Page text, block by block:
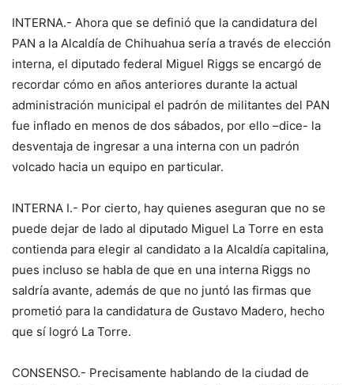
INTERNA.- Ahora que se definió que la candidatura del
PAN a la Alcaldía de Chihuahua sería a través de elección
interna, el diputado federal Miguel Riggs se encargó de
recordar cómo en años anteriores durante la actual
administración municipal el padrón de militantes del PAN
fue inflado en menos de dos sábados, por ello –dice- la
desventaja de ingresar a una interna con un padrón
volcado hacia un equipo en particular.
INTERNA I.- Por cierto, hay quienes aseguran que no se
puede dejar de lado al diputado Miguel La Torre en esta
contienda para elegir al candidato a la Alcaldía capitalina,
pues incluso se habla de que en una interna Riggs no
saldría avante, además de que no juntó las firmas que
prometió para la candidatura de Gustavo Madero, hecho
que sí logró La Torre.
CONSENSO.- Precisamente hablando de la ciudad de